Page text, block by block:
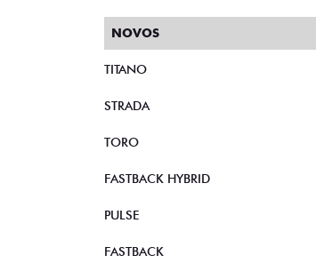
NOVOS
TITANO
STRADA
TORO
FASTBACK HYBRID
PULSE
FASTBACK